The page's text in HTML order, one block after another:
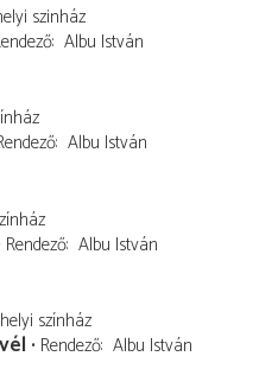
szinház
Albu István
Albu István
Rendező Albu István
színház
Rendező Albu István